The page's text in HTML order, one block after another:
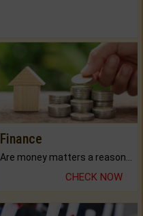
Finance
CHECK NOW